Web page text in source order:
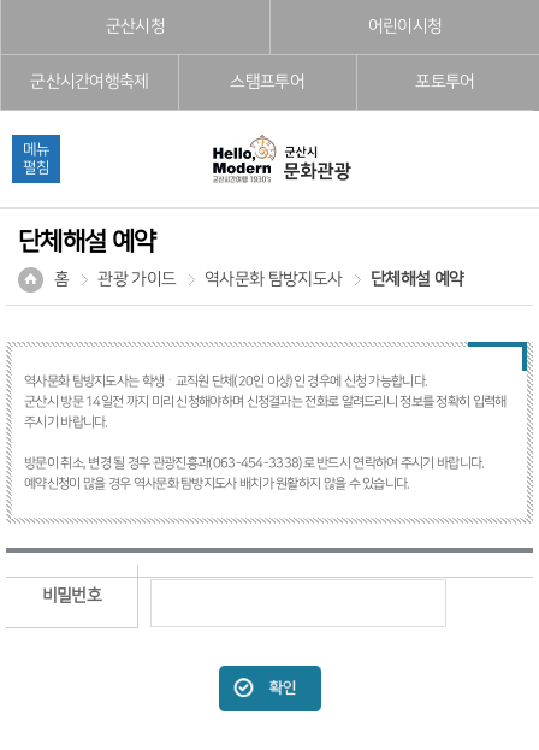
군산시청 어린이시청
군산시간여행축제 스탬프투어 포토투어
메뉴
펼침
단체해설 예약
홈 관광 가이드 역사문화 탐방지도사 단체해설 예약
역사문화 탐방지도사는 학생ᆞ교직원 단체(20인 이상)인 경우에 신청 가능합니다.
군산시 방문 14일전 까지 미리 신청해야하며 신청결과는 전화로 알려드리니 정보를 정확히 입력해
주시기 바랍니다.
방문이 취소, 변경 될 경우 관광진흥과(063-454-3338)로 반드시 연락하여 주시기 바랍니다.
예약신청이 많을 경우 역사문화 탐방지도사 배치가 원활하지 않을 수 있습니다.
비밀번호